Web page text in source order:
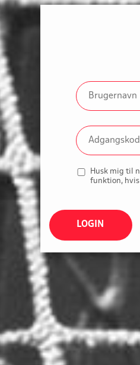
Husk mig til
funktion,
LOGIN